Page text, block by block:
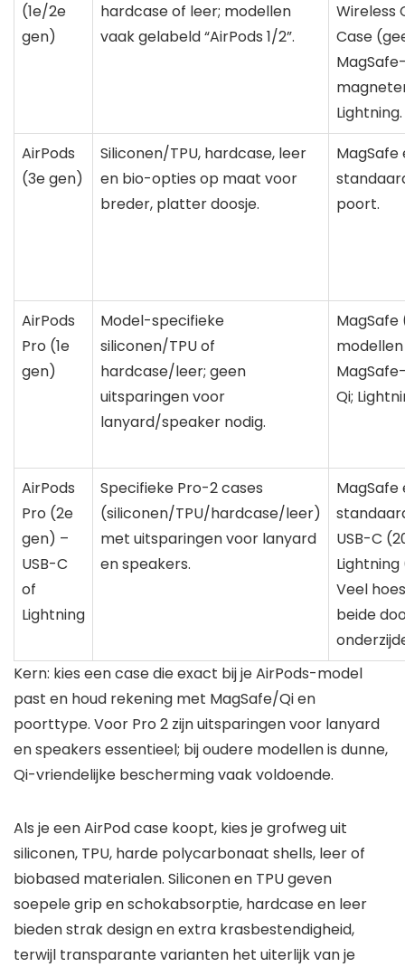
(1e/2e
gen)
hardcase of leer; modellen
vaak gelabeld “AirPods 1/2”.
Wireless
Case
Lightning.
AirPods
(3e gen)
Siliconen/TPU, hardcase, leer
en bio-opties op maat voor
breder, platter doosje.
MagSafe
poort.
AirPods
Pro (1e
gen)
Model-specifieke
siliconen/TPU of
hardcase/leer; geen
uitsparingen voor
lanyard/speaker nodig.
MagSafe
Qi;
AirPods
Pro (2e
gen) –
USB-C
of
Lightning
Specifieke Pro-2 cases
(siliconen/TPU/hardcase/leer)
met uitsparingen voor lanyard
en speakers.
MagSafe
USB-C
Lightning
Veel
beide
Kern: kies een case die exact bij je AirPods-model
past en houd rekening met MagSafe/Qi en
poorttype. Voor Pro 2 zijn uitsparingen voor lanyard
en speakers essentieel; bij oudere modellen is dunne,
Qi-vriendelijke bescherming vaak voldoende.
Als je een AirPod case koopt, kies je grofweg uit
siliconen, TPU, harde polycarbonaat shells, leer of
biobased materialen. Siliconen en TPU geven
soepele grip en schokabsorptie, hardcase en leer
bieden strak design en extra krasbestendigheid,
terwijl transparante varianten het uiterlijk van je